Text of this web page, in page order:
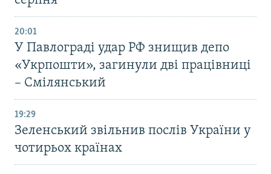
20:01
У Павлограді удар РФ знищив депо
«Укрпошти», загинули дві працівниці
– Смілянський
19:29
Зеленський звільнив послів України у
чотирьох країнах